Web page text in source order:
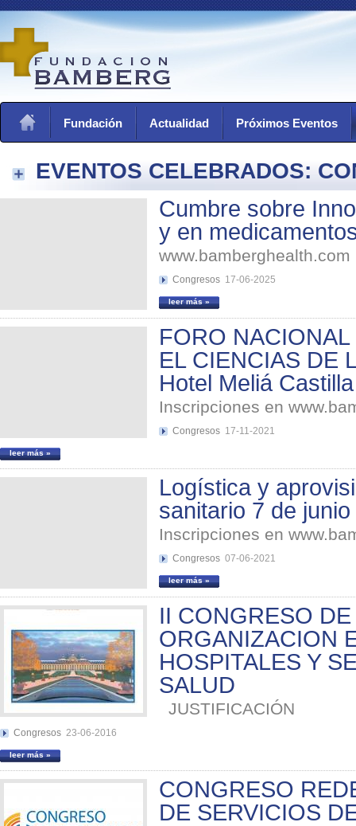
Fundación Actualidad Próximos Eventos
EVENTOS CELEBRADOS:
Cumbre sobre
y en
www.bamberghealth.com
Congresos 17-06-2025
leer más »
FORO
EL CIENCIAS DE
Hotel Meliá Castilla
Inscripciones en
Congresos 17-11-2021
leer más »
Logística y
sanitario 7 de
Inscripciones en
Congresos 07-06-2021
leer más »
II CONGRESO DE
ORGANIZACION
HOSPITALES Y
SALUD
JUSTIFICACIÓN
Congresos 23-06-2016
leer más »
CONGRESO
DE SERVICIOS